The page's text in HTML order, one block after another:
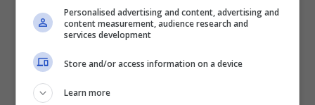
anno, anche se in molti hanno preferito
Nonostante la ricerca forzata del
Personalised advertising and content, advertising and
content measurement, audience research and
services development
Store and/or access information on a device
Learn more